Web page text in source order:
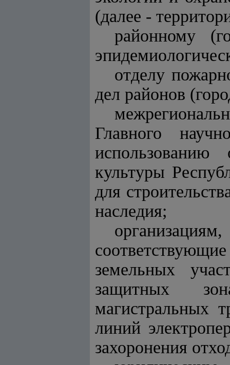
(далее -
районному
отделу
дел районов
Главного
использованию
культуры
для
наследия;
земельных
защитных
магистральных
линий
захоронения